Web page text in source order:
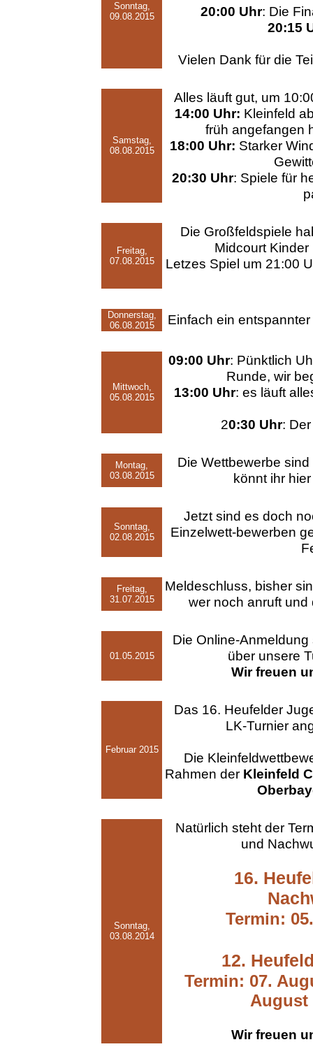
Sonntag,
09.08.2015
20:00 Uhr: Die
20:15
Vielen Dank für die
Samstag,
08.08.2015
Alles läuft gut, um
14:00 Uhr: Kleinfeld
früh angefangen
18:00 Uhr: Starker
20:30 Uhr: Spiele für
Freitag,
07.08.2015
Die Großfeldspiele
Midcourt
Letzes Spiel um 21:00
Donnerstag,
06.08.2015
Einfach ein
Mittwoch,
05.08.2015
09:00 Uhr: Pünktlich
Runde, wir
13:00 Uhr: es läuft
20:30 Uhr:
Montag,
03.08.2015
Die Wettbewerbe
könnt ihr
Sonntag,
02.08.2015
Jetzt sind es doch
Einzelwett-bewerben
Freitag,
31.07.2015
Meldeschluss, bisher
wer noch anruft
01.05.2015
Die Online-
über unsere
Wir freuen
Februar 2015
Das 16. Heufelder
LK-Turnier
Die
Rahmen der Kleinfeld
Sonntag,
03.08.2014
Natürlich steht der
und
16.
Termin:
12.
Termin: 07.
August
Wir freuen